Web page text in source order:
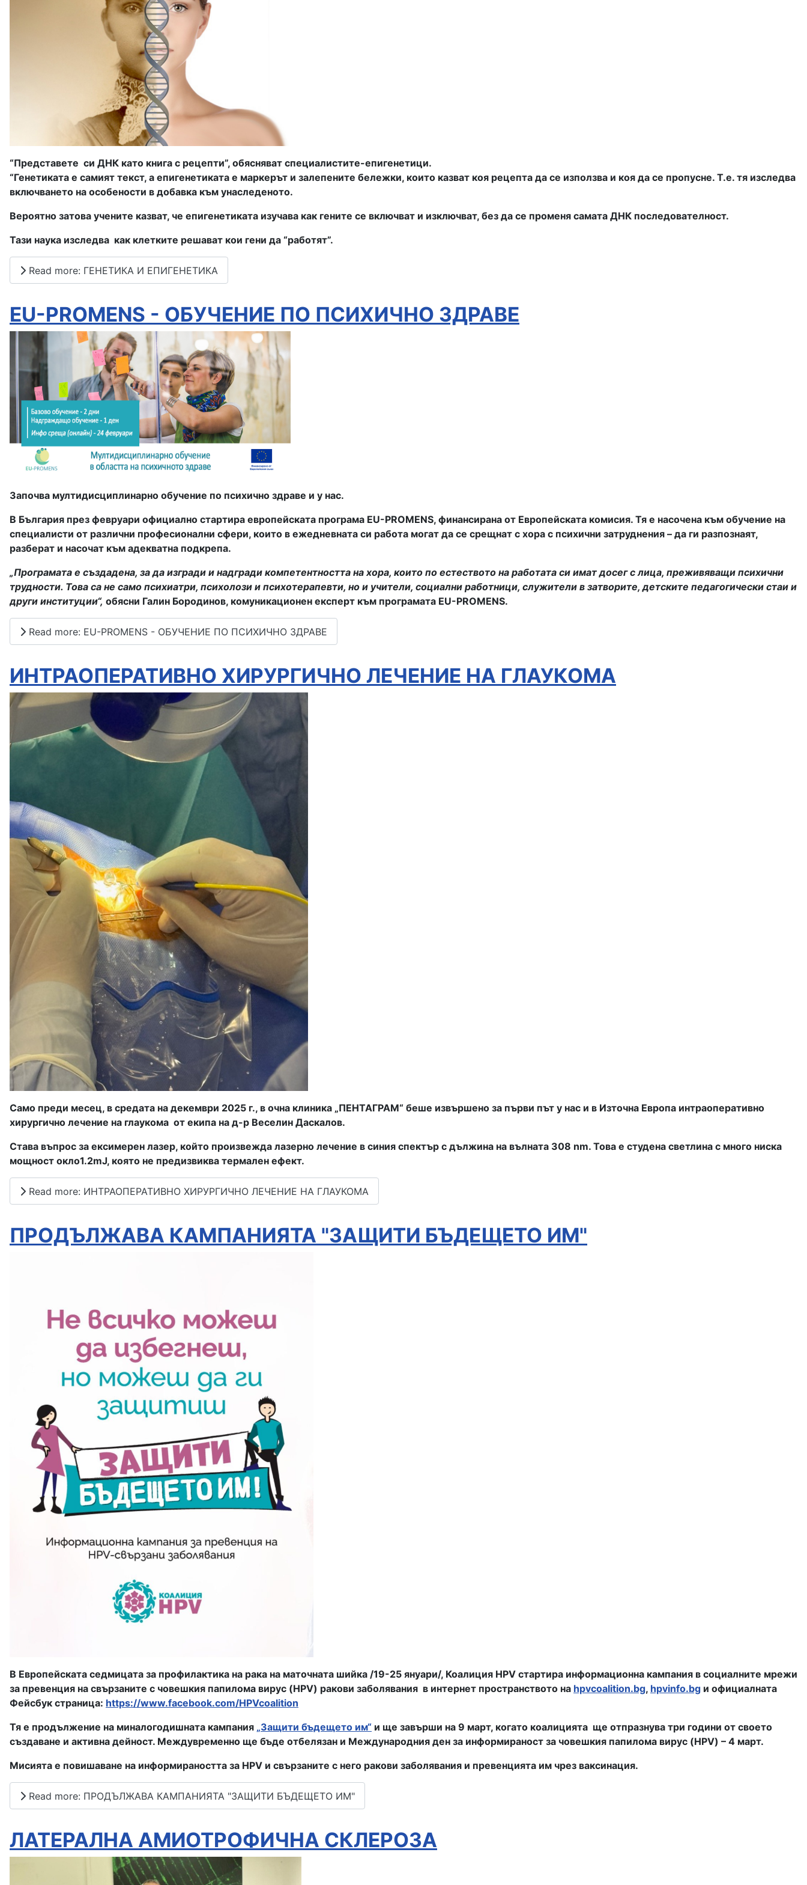
“Представете си ДНК като книга с рецепти”, обясняват специалистите-епигенетици.
“Генетиката е самият текст, а епигенетиката е маркерът и залепените бележки, които казват коя рецепта да се използва и коя да се пропусне. Т.е. тя изследва
включването на особености в добавка към унаследеното.
Вероятно затова учените казват, че епигенетиката изучава как гените се включват и изключват, без да се променя самата ДНК последователност.
Тази наука изследва как клетките решават кои гени да “работят”.
Read more: ГЕНЕТИКА И ЕПИГЕНЕТИКА
EU-PROMENS - ОБУЧЕНИЕ ПО ПСИХИЧНО ЗДРАВЕ
Започва мултидисциплинарно обучение по психично здраве и у нас.
В България през февруари официално стартира европейската програма EU-PROMENS, финансирана от Европейската комисия. Тя е насочена към обучение на
специалисти от различни професионални сфери, които в ежедневната си работа могат да се срещнат с хора с психични затруднения – да ги разпознаят,
разберат и насочат към адекватна подкрепа.
„Програмата е създадена, за да изгради и надгради компетентността на хора, които по естеството на работата си имат досег с лица, преживяващи психични
трудности. Това са не само психиатри, психолози и психотерапевти, но и учители, социални работници, служители в затворите, детските педагогически стаи и
други институции“, обясни Галин Бородинов, комуникационен експерт към програмата EU-PROMENS.
Read more: EU-PROMENS - ОБУЧЕНИЕ ПО ПСИХИЧНО ЗДРАВЕ
ИНТРАОПЕРАТИВНО ХИРУРГИЧНО ЛЕЧЕНИЕ НА ГЛАУКОМА
Само преди месец, в средата на декември 2025 г., в oчна клиника „ПЕНТАГРАМ“ беше извършено за първи път у нас и в Източна Европа интраоперативно
хирургично лечение на глаукома от екипа на д-р Веселин Даскалов.
Става въпрос за ексимерен лазер, който произвежда лазерно лечение в синия спектър с дължина на вълната 308 nm. Това е студена светлина с много ниска
мощност окло1.2mJ, която не предизвиква термален ефект.
Read more: ИНТРАОПЕРАТИВНО ХИРУРГИЧНО ЛЕЧЕНИЕ НА ГЛАУКОМА
ПРОДЪЛЖАВА КАМПАНИЯТА "ЗАЩИТИ БЪДЕЩЕТО ИМ"
В Европейската седмицата за профилактика на рака на маточната шийка /19-25 януари/, Коалиция HPV стартира информационна кампания в социалните мрежи
за превенция на свързаните с човешкия папилома вирус (HPV) ракови заболявания в интернет пространството на hpvcoalition.bg, hpvinfo.bg и официалната
Фейсбук страница: https://www.facebook.com/HPVcoalition
Тя е продължение на миналогодишната кампания „Защити бъдещето им“ и ще завърши на 9 март, когато коалицията ще отпразнува три години от своето
създаване и активна дейност. Междувременно ще бъде отбелязан и Международния ден за информираност за човешкия папилома вирус (HPV) – 4 март.
Мисията е повишаване на информираността за HPV и свързаните с него ракови заболявания и превенцията им чрез ваксинация.
Read more: ПРОДЪЛЖАВА КАМПАНИЯТА "ЗАЩИТИ БЪДЕЩЕТО ИМ"
ЛАТЕРАЛНА АМИОТРОФИЧНА СКЛЕРОЗА